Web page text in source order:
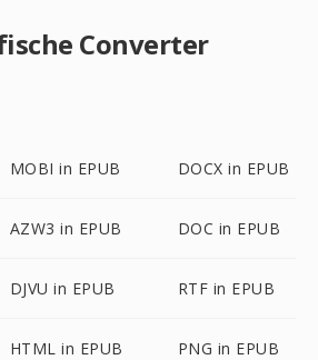
Converter
MOBI in EPUB DOCX in EPUB
AZW3 in EPUB DOC in EPUB
DJVU in EPUB RTF in EPUB
HTML in EPUB PNG in EPUB